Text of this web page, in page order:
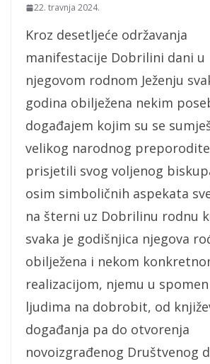
22. travnja 2024.
Kroz desetljeće održavanja
manifestacije Dobrilini dani u
njegovom rodnom Ježenju
godina obilježena nekim
događajem kojim su se
velikog narodnog
prisjetili svog voljenog
osim simboličnih aspekata
na šterni uz Dobrilinu rodnu
svaka je godišnjica njegova
obilježena i nekom
realizacijom, njemu u
ljudima na dobrobit, od
događanja pa do otvorenja
novoizgrađenog Društvenog